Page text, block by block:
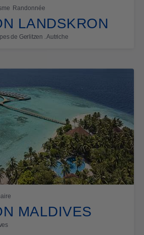
Randonnée
LANDSKRON
de Gerlitzen . Autriche
MALDIVES